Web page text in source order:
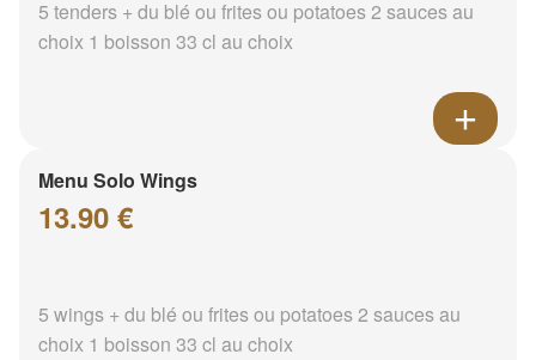
5 tenders + du blé ou frites ou potatoes 2 sauces au
choix 1 boisson 33 cl au choix
Menu Solo Wings
13.90 €
5 wings + du blé ou frites ou potatoes 2 sauces au
choix 1 boisson 33 cl au choix